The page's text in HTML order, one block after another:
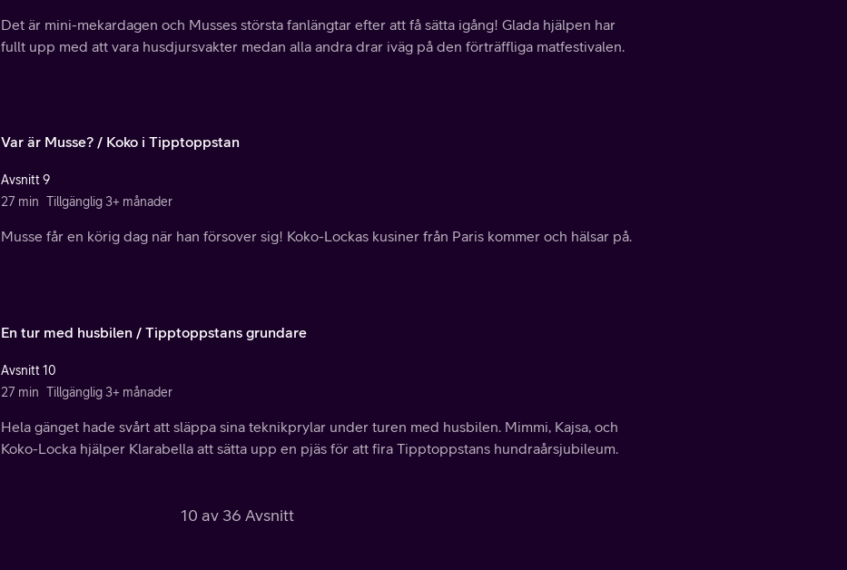
Det är mini-mekardagen och Musses största fanlängtar efter att få sätta igång! Glada hjälpen har
fullt upp med att vara husdjursvakter medan alla andra drar iväg på den förträffliga matfestivalen.
Var är Musse? / Koko i Tipptoppstan
Avsnitt 9
27 min Tillgänglig 3+ månader
Musse får en körig dag när han försover sig! Koko-Lockas kusiner från Paris kommer och hälsar på.
En tur med husbilen / Tipptoppstans grundare
Avsnitt 10
27 min Tillgänglig 3+ månader
Hela gänget hade svårt att släppa sina teknikprylar under turen med husbilen. Mimmi, Kajsa, och
Koko-Locka hjälper Klarabella att sätta upp en pjäs för att fira Tipptoppstans hundraårsjubileum.
10 av 36 Avsnitt